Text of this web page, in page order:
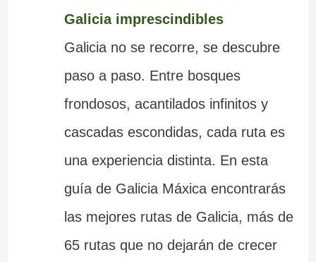
Galicia imprescindibles
Galicia no se recorre, se descubre
paso a paso. Entre bosques
frondosos, acantilados infinitos y
cascadas escondidas, cada ruta es
una experiencia distinta. En esta
guía de Galicia Máxica encontrarás
las mejores rutas de Galicia, más de
65 rutas que no dejarán de crecer